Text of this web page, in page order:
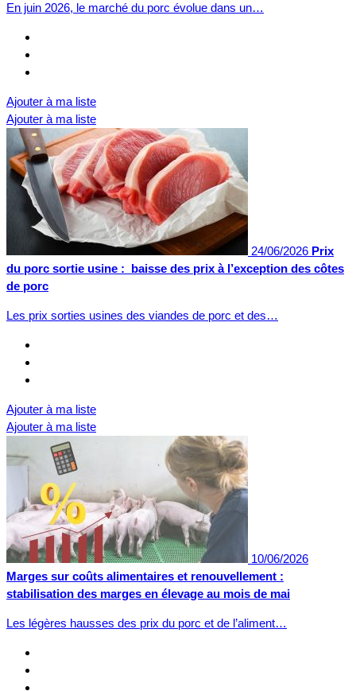
En juin 2026, le marché du porc évolue dans un…
Ajouter à ma liste
Ajouter à ma liste
24/06/2026 Prix
du porc sortie usine : baisse des prix à l’exception des côtes
de porc
Les prix sorties usines des viandes de porc et des…
Ajouter à ma liste
Ajouter à ma liste
10/06/2026
Marges sur coûts alimentaires et renouvellement :
stabilisation des marges en élevage au mois de mai
Les légères hausses des prix du porc et de l’aliment…